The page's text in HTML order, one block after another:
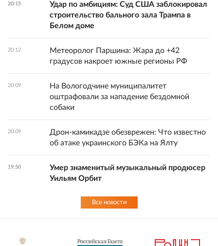
20:15
Удар по амбициям: Суд США заблокировал
строительство бального зала Трампа в
Белом доме
20:12
Метеоролог Паршина: Жара до +42
градусов накроет южные регионы РФ
20:09
На Вологодчине муниципалитет
оштрафовали за нападение бездомной
собаки
20:09
Дрон-камикадзе обезврежен: Что известно
об атаке украинского БЭКа на Ялту
19:50
Умер знаменитый музыкальный продюсер
Уильям Орбит
Все новости